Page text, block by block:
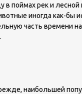
поймах рек и
иногда как-бы
часть времени
наибольшей